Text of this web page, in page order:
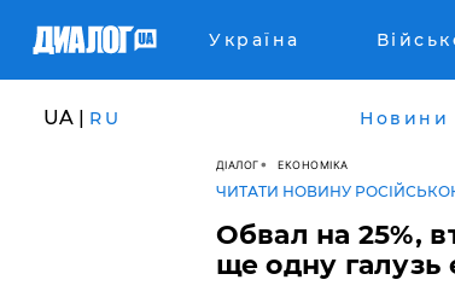
Україна
UA | RU Новини
ДІАЛОГ ЕКОНОМІКА
ЧИТАТИ НОВИНУ
Обвал на 25%,
ще одну